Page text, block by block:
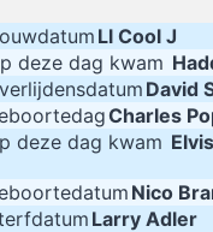
gisteren eenLl Cool J
deze dag kwam
David
Charles
deze dag kwam
Nico
Larry Adler